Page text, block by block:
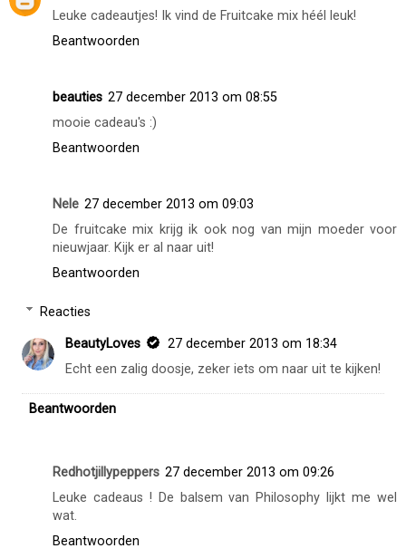
Leuke cadeautjes! Ik vind de Fruitcake mix héél leuk!
Beantwoorden
beauties 27 december 2013 om 08:55
mooie cadeau's :)
Beantwoorden
Nele 27 december 2013 om 09:03
De fruitcake mix krijg ik ook nog van mijn moeder voor
nieuwjaar. Kijk er al naar uit!
Beantwoorden
Reacties
BeautyLoves
27 december 2013 om 18:34
Echt een zalig doosje, zeker iets om naar uit te kijken!
Beantwoorden
Redhotjillypeppers 27 december 2013 om 09:26
Leuke cadeaus ! De balsem van Philosophy lijkt me wel
wat.
Beantwoorden